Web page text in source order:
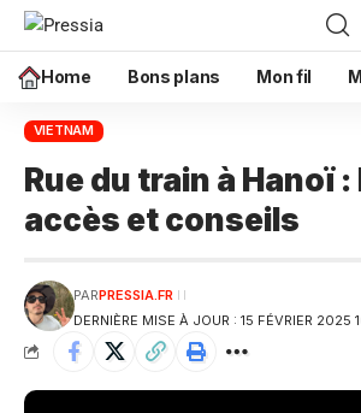
Home Bons plans Mon fil
VIETNAM
Rue du train à Hanoï
accès et conseils
DERNIÈRE MISE À JOUR : 15 FÉVRIER 2025
PARPRESSIA.FR